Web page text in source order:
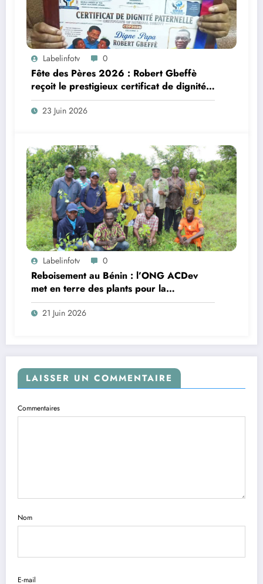
Labelinfotv 0
Fête des Pères 2026 : Robert Gbeffè
reçoit le prestigieux certificat de dignité
paternelle de l’OMGB
23 Juin 2026
Labelinfotv 0
Reboisement au Bénin : l’ONG ACDev
met en terre des plants pour la
renaissance de la forêt Hinvi à
Zagnanado
21 Juin 2026
LAISSER UN COMMENTAIRE
Commentaires
Nom
E-mail